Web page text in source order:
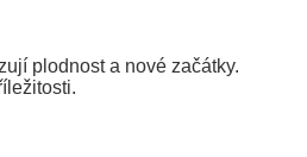
plodnost a nové začátky.